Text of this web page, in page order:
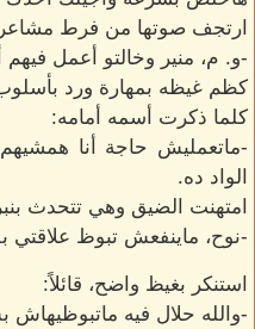
ارتجف صوتها من فرط
-و. م، منير وخالتو أعمل فيهم
كظم غيظه بمهارة ورد بأسلوب
كلما ذكرت أسمه أمامه:
-ماتعمليش حاجة أنا
الواد ده.
امتهنت الضيق وهي تتحدث
-نوح، ماينفعش تبوظ علاقتي
استنكر بغيظ واضح، قائلاً:
-والله حلال فيه ماتبوظيهاش